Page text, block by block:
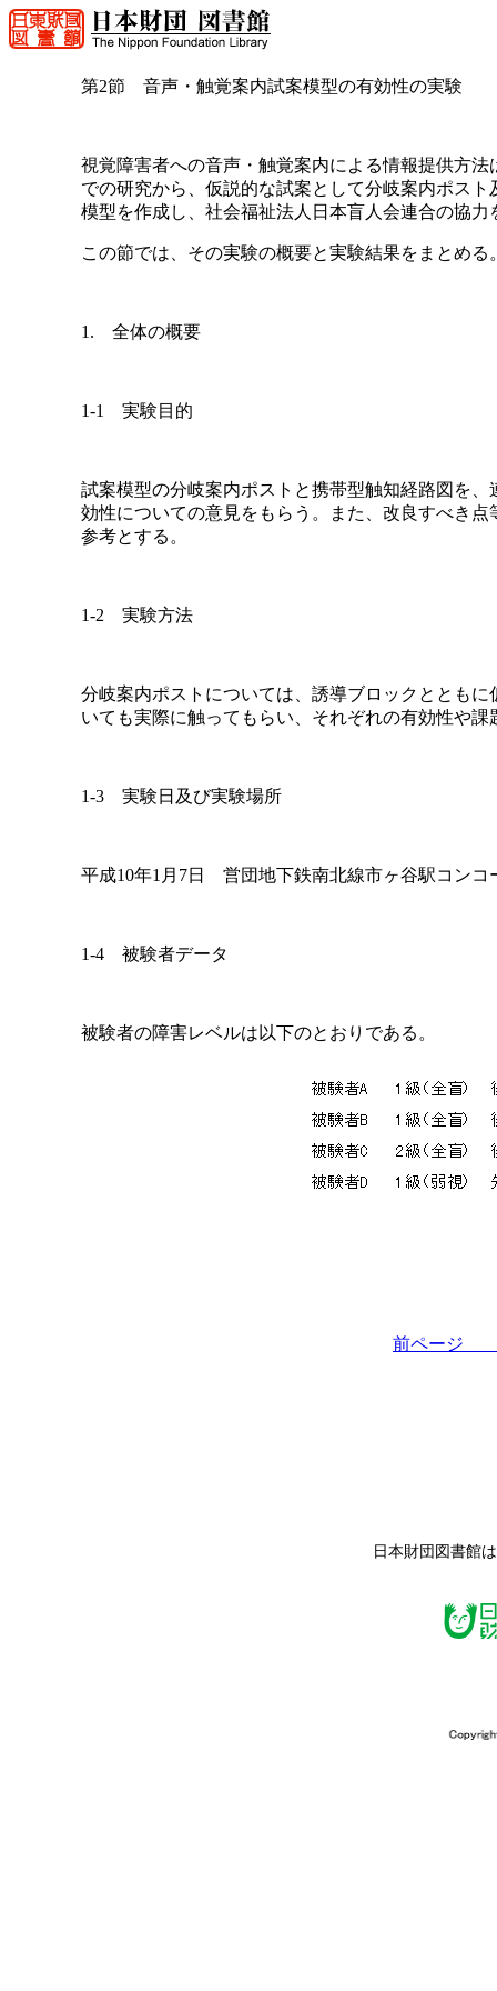
第2節 音声・触覚案内試案模型の有効性の実験
視覚障害者への音声・触覚案内による情報提供方
での研究から、仮説的な試案として分岐案内ポス
模型を作成し、社会福祉法人日本盲人会連合の協
この節では、その実験の概要と実験結果をまとめる
1. 全体の概要
1-1 実験目的
試案模型の分岐案内ポストと携帯型触知経路図を
効性についての意見をもらう。また、改良すべき
参考とする。
1-2 実験方法
分岐案内ポストについては、誘導ブロックととも
いても実際に触ってもらい、それぞれの有効性や
1-3 実験日及び実験場所
平成10年1月7日 営団地下鉄南北線市ヶ谷駅コンコ
1-4 被験者データ
被験者の障害レベルは以下のとおりである。
前ペー
日本財団図書館